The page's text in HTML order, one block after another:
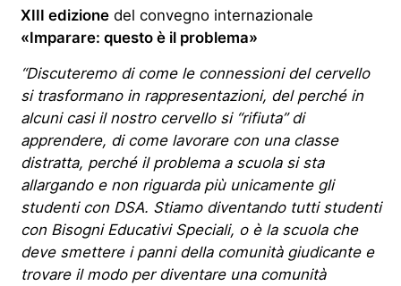
XIII edizionedel convegno internazionale
«Imparare: questo è il problema»
“Discuteremo di come le connessioni del cervello
si trasformano in rappresentazioni, del perché in
alcuni casi il nostro cervello si “rifiuta” di
apprendere, di come lavorare con una classe
distratta, perché il problema a scuola si sta
allargando e non riguarda più unicamente gli
studenti con DSA. Stiamo diventando tutti studenti
con Bisogni Educativi Speciali, o è la scuola che
deve smettere i panni della comunità giudicante e
trovare il modo per diventare una comunità